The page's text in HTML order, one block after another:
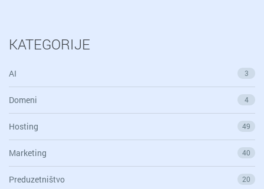
KATEGORIJE
AI 3
Domeni 4
Hosting 49
Marketing 40
Preduzetništvo 20